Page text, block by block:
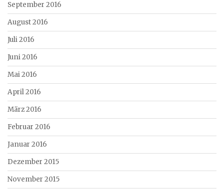
September 2016
August 2016
Juli 2016
Juni 2016
Mai 2016
April 2016
März 2016
Februar 2016
Januar 2016
Dezember 2015
November 2015